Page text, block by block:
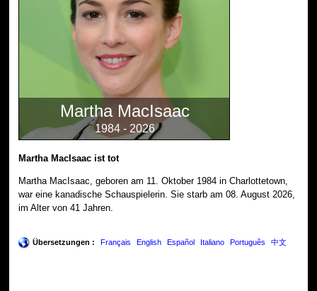
Martha MacIsaac
1984 - 2026
Martha MacIsaac ist tot
Martha MacIsaac, geboren am 11. Oktober 1984 in Charlottetown,
war eine kanadische Schauspielerin. Sie starb am 08. August 2026,
im Alter von 41 Jahren.
Übersetzungen : Français English Español Italiano Português 中文